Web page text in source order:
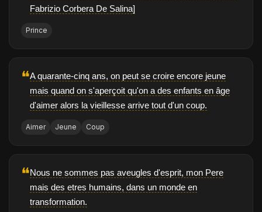
Fabrizio Corbera De Salina]
Prince
❝A quarante-cinq ans, on peut se croire encore jeune
mais quand on s'aperçoit qu'on a des enfants en âge
d'aimer alors la vieillesse arrive tout d'un coup.
Aimer Jeune Coup
❝Nous ne sommes pas aveugles d'esprit, mon Pere
mais des etres humains, dans un monde en
transformation.